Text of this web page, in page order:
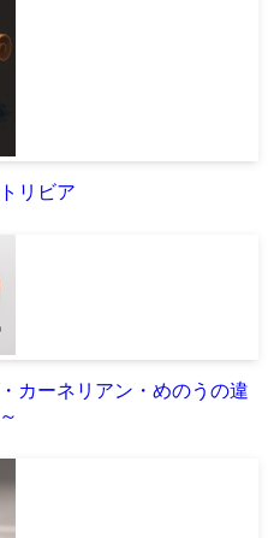
リビア
カーネリアン・めのうの違